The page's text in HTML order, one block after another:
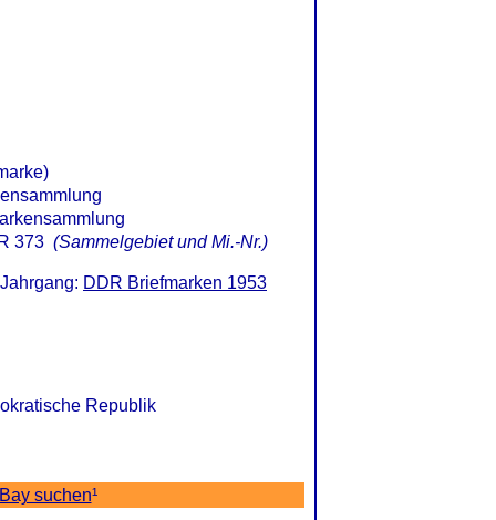
373 (Sammelgebiet und Mi.-Nr.)
DDR Briefmarken 1953
Republik
suchen¹